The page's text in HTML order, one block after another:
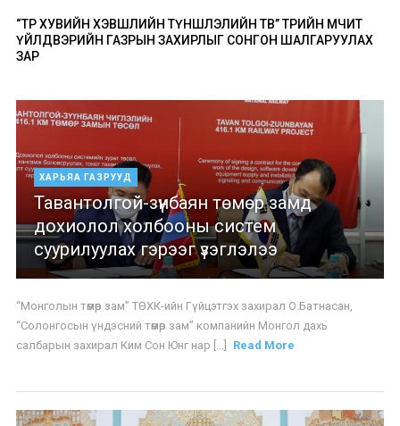
“ТӨР ХУВИЙН ХЭВШЛИЙН ТҮНШЛЭЛИЙН ТӨВ” ТӨРИЙН ӨМЧИТ
ҮЙЛДВЭРИЙН ГАЗРЫН ЗАХИРЛЫГ СОНГОН ШАЛГАРУУЛАХ
ЗАР
ХАРЬЯА ГАЗРУУД
Тавантолгой-зүүнбаян төмөр замд
дохиолол холбооны систем
суурилуулах гэрээг үзэглэлээ
“Монголын төмөр зам” ТӨХК-ийн Гүйцэтгэх захирал О.Батнасан,
“Солонгосын үндэсний төмөр зам” компанийн Монгол дахь
салбарын захирал Ким Сон Юнг нар [...]
Read More